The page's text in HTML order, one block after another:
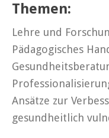
Themen:
Lehre und
Pädagogisches
Ansätze zur
gesundheitlich